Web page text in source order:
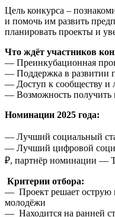
Цель конкурса –
и помочь им развить
планировать проекты и
Что ждёт участников
— Преинкубационная
— Поддержка в развитии
— Доступ к сообществу и
— Возможность получить
Номинации 2025 года:
— Лучший социальный
— Лучший цифровой
₽, партнёр номинации —
Критерии отбора:
— Проект решает острую
молодёжи
— Находится на ранней